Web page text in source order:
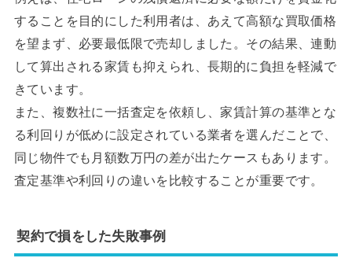
することを目的にした利用者は、あえて高額な買取価格
を望まず、必要最低限で売却しました。その結果、連動
して算出される家賃も抑えられ、長期的に負担を軽減で
きています。
また、複数社に一括査定を依頼し、家賃計算の基準とな
る利回りが低めに設定されている業者を選んだことで、
同じ物件でも月額数万円の差が出たケースもあります。
査定基準や利回りの違いを比較することが重要です。
契約で損をした失敗事例